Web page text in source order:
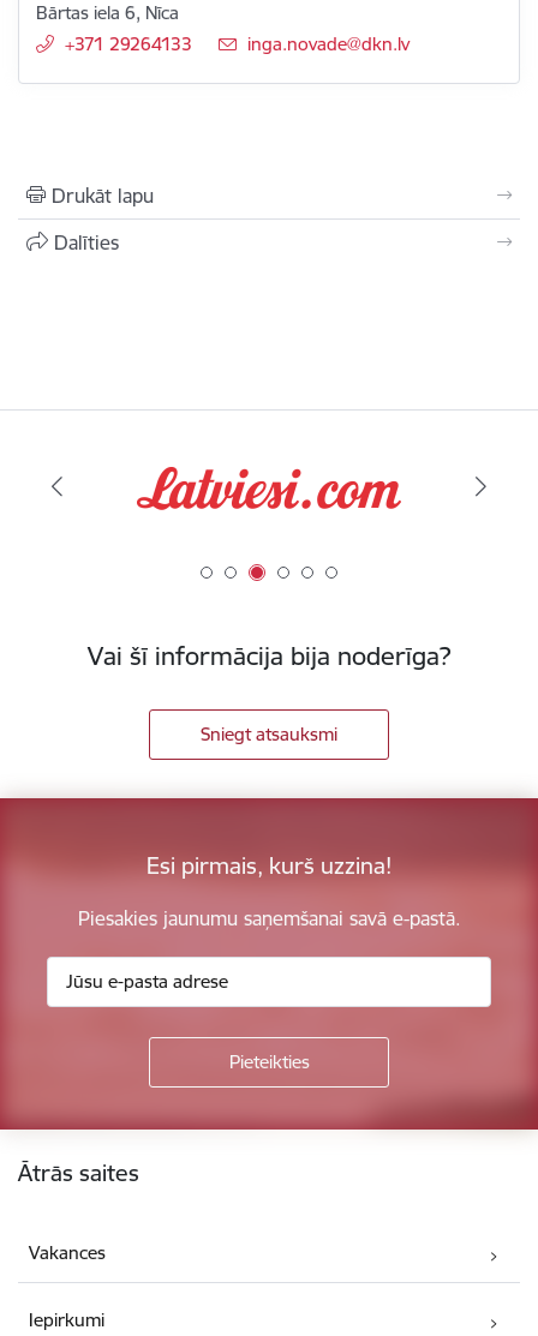
Bārtas iela 6, Nīca
+371 29264133
E-pasts:
inga.novade@dkn.lv
Drukāt lapu
Dalīties
Vai šī informācija bija noderīga?
Sniegt atsauksmi
Esi pirmais, kurš uzzina!
Piesakies jaunumu saņemšanai savā e-pastā.
Ātrās saites
Vakances
Iepirkumi